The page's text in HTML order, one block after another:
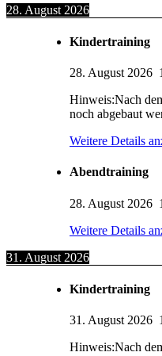
28. August 2026
Kindertraining
28. August 2026
Hinweis:Nach
noch abgebaut
Weitere Details
Abendtraining
28. August 2026
Weitere Details
31. August 2026
Kindertraining
31. August 2026
Hinweis:Nach